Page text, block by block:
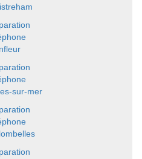
sur-mer